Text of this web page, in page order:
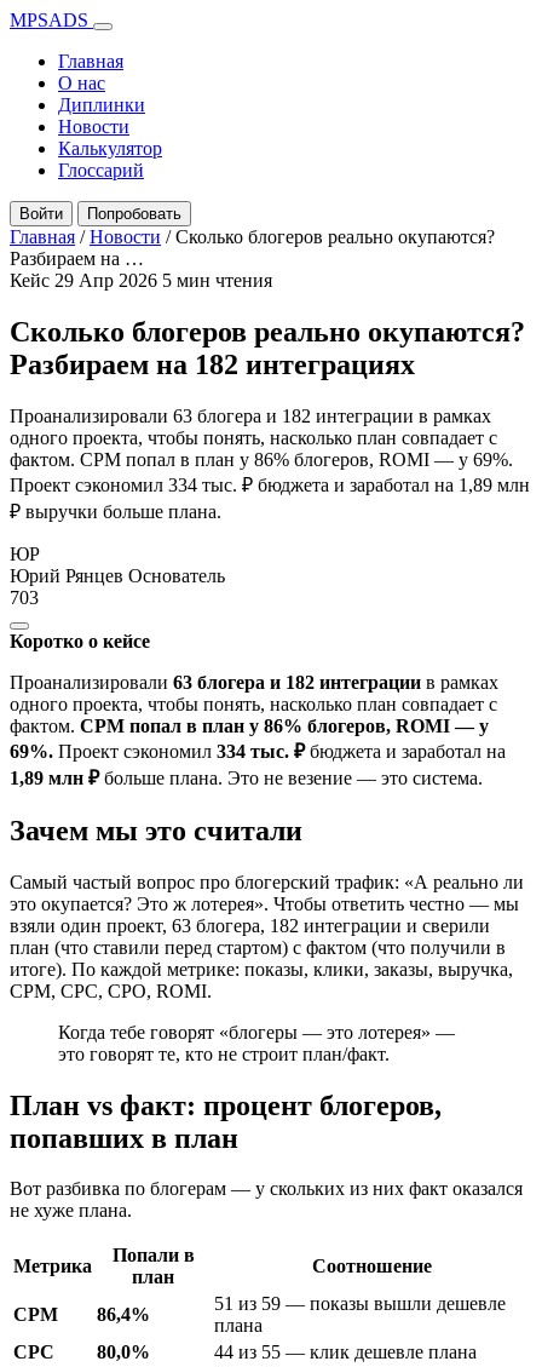
MPSADS
Главная
О нас
Диплинки
Новости
Калькулятор
Глоссарий
Войти Попробовать
Главная / Новости / Сколько блогеров реально окупаются?
Разбираем на …
Кейс 29 Апр 2026 5 мин чтения
Сколько блогеров реально окупаются?
Разбираем на 182 интеграциях
Проанализировали 63 блогера и 182 интеграции в рамках
одного проекта, чтобы понять, насколько план совпадает с
фактом. CPM попал в план у 86% блогеров, ROMI — у 69%.
Проект сэкономил 334 тыс. ₽ бюджета и заработал на 1,89 млн
₽ выручки больше плана.
ЮР
Юрий Рянцев Основатель
703
Коротко о кейсе
Проанализировали 63 блогера и 182 интеграции в рамках
одного проекта, чтобы понять, насколько план совпадает с
фактом. CPM попал в план у 86% блогеров, ROMI — у
69%. Проект сэкономил 334 тыс. ₽бюджета и заработал на
1,89 млн ₽больше плана. Это не везение — это система.
Зачем мы это считали
Самый частый вопрос про блогерский трафик: «А реально ли
это окупается? Это ж лотерея». Чтобы ответить честно — мы
взяли один проект, 63 блогера, 182 интеграции и сверили
план (что ставили перед стартом) с фактом (что получили в
итоге). По каждой метрике: показы, клики, заказы, выручка,
CPM, CPC, CPO, ROMI.
Когда тебе говорят «блогеры — это лотерея» —
это говорят те, кто не строит план/факт.
План vs факт: процент блогеров,
попавших в план
Вот разбивка по блогерам — у скольких из них факт оказался
не хуже плана.
Метрика
Попали в
план
Соотношение
CPM 86,4%
51 из 59 — показы вышли дешевле
плана
CPC
80,0%
44 из 55 — клик дешевле плана